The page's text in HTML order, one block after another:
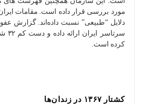
مورد بررسی قرار داده است. مقامات
دلایل “طبیعی” نسبت داده‌اند. گزارش عفو
کرده است.
کشتار ۱۳۶۷ در زندان‌ها